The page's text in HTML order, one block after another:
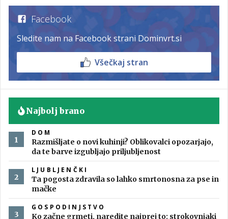
Facebook
Sledite nam na Facebook strani Dominvrt.si
Všečkaj stran
Najbolj brano
DOM
Razmišljate o novi kuhinji? Oblikovalci opozarjajo,
da te barve izgubljajo priljubljenost
LJUBLJENČKI
Ta pogosta zdravila so lahko smrtonosna za pse in
mačke
GOSPODINJSTVO
Ko začne grmeti, naredite najprej to: strokovnjaki